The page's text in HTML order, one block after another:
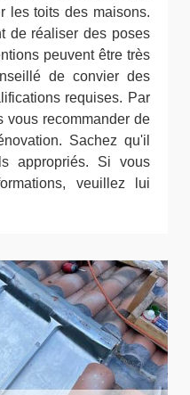
les toits des maisons.
de réaliser des poses
peuvent être très
de convier des
requises. Par
vous recommander de
Sachez qu'il
appropriés. Si vous
veuillez lui